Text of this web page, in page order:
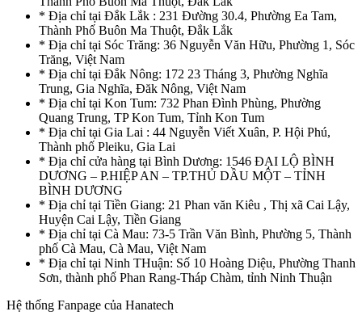
* Địa chỉ tại Đắk Lắk : 231 Đường 30.4, Phường Ea Tam,
Thành Phố Buôn Ma Thuột, Đắk Lắk
* Địa chỉ tại Sóc Trăng: 36 Nguyễn Văn Hữu, Phường 1, Sóc
Trăng, Việt Nam
* Địa chỉ tại Đắk Nông: 172 23 Tháng 3, Phường Nghĩa
Trung, Gia Nghĩa, Đăk Nông, Việt Nam
* Địa chỉ tại Kon Tum: 732 Phan Đình Phùng, Phường
Quang Trung, TP Kon Tum, Tỉnh Kon Tum
* Địa chỉ tại Gia Lai : 44 Nguyễn Viết Xuân, P. Hội Phú,
Thành phố Pleiku, Gia Lai
* Địa chỉ cửa hàng tại Bình Dương: 1546 ĐẠI LỘ BÌNH
DƯƠNG – P.HIỆP AN – TP.THỦ DẦU MỘT – TỈNH
BÌNH DƯƠNG
* Địa chỉ tại Tiền Giang: 21 Phan văn Kiêu , Thị xã Cai Lậy,
Huyện Cai Lậy, Tiền Giang
* Địa chỉ tại Cà Mau: 73-5 Trần Văn Bình, Phường 5, Thành
phố Cà Mau, Cà Mau, Việt Nam
* Địa chỉ tại Ninh THuận: Số 10 Hoàng Diệu, Phường Thanh
Sơn, thành phố Phan Rang-Tháp Chàm, tỉnh Ninh Thuận
Hệ thống Fanpage của Hanatech